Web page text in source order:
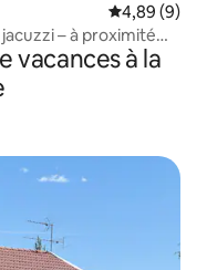
Évaluation
4,89 (9)
– à proximité
vacances à la